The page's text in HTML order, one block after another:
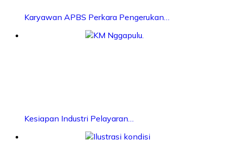
Karyawan APBS Perkara Pengerukan…
Kesiapan Industri Pelayaran…